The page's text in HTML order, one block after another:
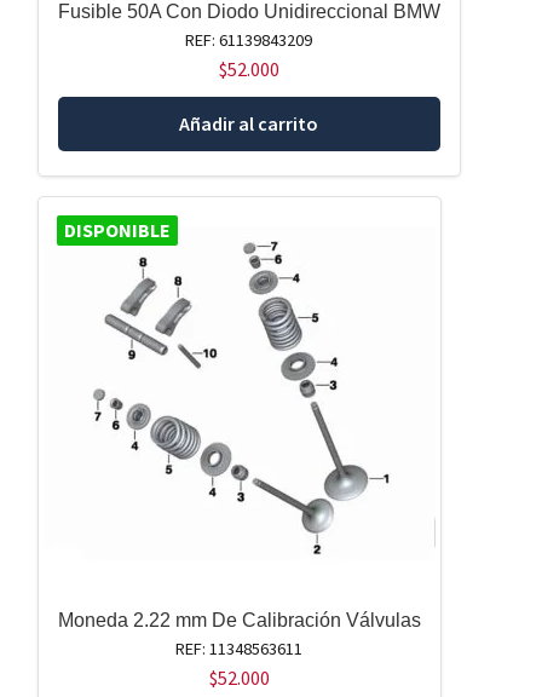
Fusible 50A Con Diodo Unidireccional BMW
REF: 61139843209
$52.000
Añadir al carrito
DISPONIBLE
Moneda 2.22 mm De Calibración Válvulas
REF: 11348563611
$52.000